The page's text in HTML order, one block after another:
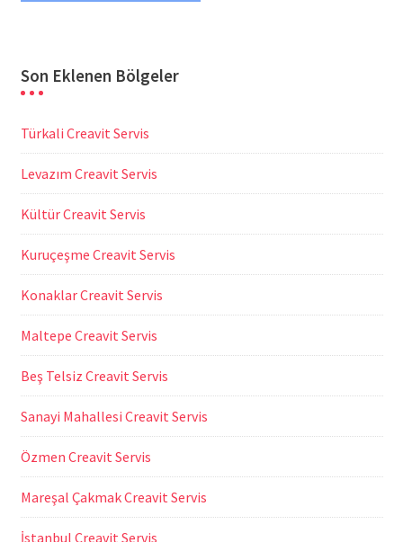
Son Eklenen Bölgeler
Türkali Creavit Servis
Levazım Creavit Servis
Kültür Creavit Servis
Kuruçeşme Creavit Servis
Konaklar Creavit Servis
Maltepe Creavit Servis
Beş Telsiz Creavit Servis
Sanayi Mahallesi Creavit Servis
Özmen Creavit Servis
Mareşal Çakmak Creavit Servis
İstanbul Creavit Servis